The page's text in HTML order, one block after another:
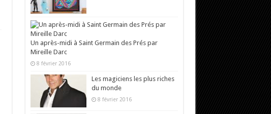
Un après-midi à Saint Germain des Prés par
Mireille Darc
8 février 2016
Les magiciens les plus riches
du monde
8 février 2016